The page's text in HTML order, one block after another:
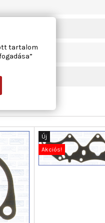
Új
Akciós!
tartalom